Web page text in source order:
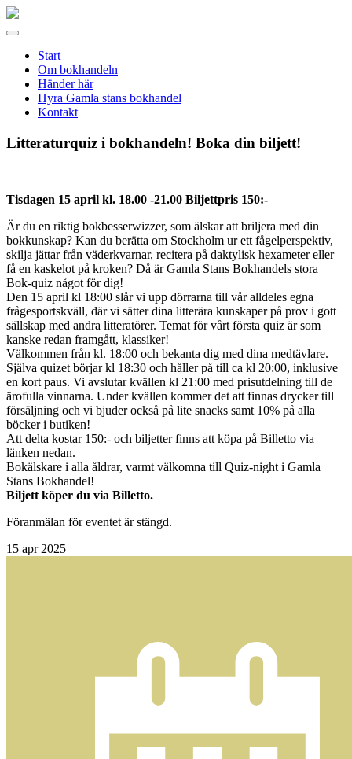
Gamla
Meny
Start
Om bokhandeln
Händer här
Hyra Gamla stans bokhandel
Kontakt
Litteraturquiz i bokhandeln! Boka din biljett!
Tisdagen 15 april kl. 18.00 -21.00 Biljettpris 150:-
Är du en riktig bokbesserwizzer, som älskar att briljera med din
bokkunskap? Kan du berätta om Stockholm ur ett fågelperspektiv,
skilja jättar från väderkvarnar, recitera på daktylisk hexameter eller
få en kaskelot på kroken? Då är Gamla Stans Bokhandels stora
Bok-quiz något för dig!
Den 15 april kl 18:00 slår vi upp dörrarna till vår alldeles egna
frågesportskväll, där vi sätter dina litterära kunskaper på prov i gott
sällskap med andra litteratörer. Temat för vårt första quiz är som
kanske redan framgått, klassiker!
Välkommen från kl. 18:00 och bekanta dig med dina medtävlare.
Själva quizet börjar kl 18:30 och håller på till ca kl 20:00, inklusive
en kort paus. Vi avslutar kvällen kl 21:00 med prisutdelning till de
ärofulla vinnarna. Under kvällen kommer det att finnas drycker till
försäljning och vi bjuder också på lite snacks samt 10% på alla
böcker i butiken!
Att delta kostar 150:- och biljetter finns att köpa på Billetto via
länken nedan.
Bokälskare i alla åldrar, varmt välkomna till Quiz-night i Gamla
Stans Bokhandel!
Biljett köper du via Billetto.
Föranmälan för eventet är stängd.
15 apr 2025